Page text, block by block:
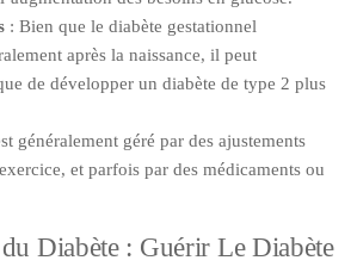
: Bien que le diabète gestationnel
après la naissance, il peut
de développer un diabète de type 2 plus
généralement géré par des ajustements
et parfois par des médicaments ou
Diabète : Guérir Le Diabète